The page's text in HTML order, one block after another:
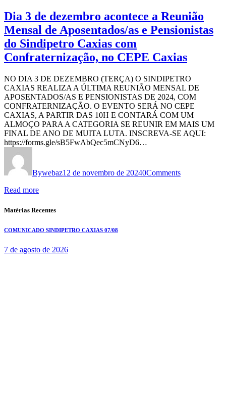
Dia 3 de dezembro acontece a Reunião
Mensal de Aposentados/as e Pensionistas
do Sindipetro Caxias com
Confraternização, no CEPE Caxias
NO DIA 3 DE DEZEMBRO (TERÇA) O SINDIPETRO
CAXIAS REALIZA A ÚLTIMA REUNIÃO MENSAL DE
APOSENTADOS/AS E PENSIONISTAS DE 2024, COM
CONFRATERNIZAÇÃO. O EVENTO SERÁ NO CEPE
CAXIAS, A PARTIR DAS 10H E CONTARÁ COM UM
ALMOÇO PARA A CATEGORIA SE REUNIR EM MAIS UM
FINAL DE ANO DE MUITA LUTA. INSCREVA-SE AQUI:
https://forms.gle/sB5FwAbQec5mCNyD6…
Bywebaz12 de novembro de 20240Comments
Read more
Matérias Recentes
COMUNICADO SINDIPETRO CAXIAS 07/08
7 de agosto de 2026